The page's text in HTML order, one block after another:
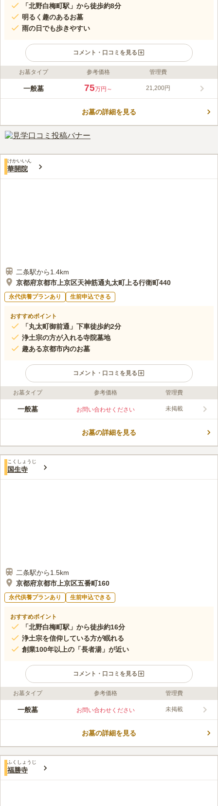
「北野白梅町駅」から徒歩約8分
明るく趣のあるお墓
雨の日でも歩きやすい
コメント・口コミを見る
ライフドット編集部のコメント
住宅街の中にありますが、陽当たりが良く趣のあるお墓です。天
れており、お年寄りの方や車椅子の方でも安心して訪れることが
ができるのもおすすめポイントのひとつです。
口コミ評価
70代男性
自宅から市内を走りますので、いくらでも花を買う店は多く有
り、また食事を取る店も途中に多く有ります。正月等は、お墓参りの後す
ぐ近くに北野天満宮があり参拝もできます。
お墓タイプ 参考価格 管理費
一般墓 75万円～ 21,200円
お墓の詳細を見る
けかいいん
華開院
二条駅から1.4km
京都府京都市上京区天神筋通丸太町上る行衛町440
永代供養プランあり 生前申込できる
おすすめポイント
「丸太町御前通」下車徒歩約2分
浄土宗の方が入れる寺院墓地
趣ある京都市内のお墓
コメント・口コミを見る
ライフドット編集部のコメント
深い歴史を持つ華開院が管理するお墓です。 最寄りの山陰本線
でお参りの足が遠のく心配がないでしょう。 段差がなく、清掃
口コミ評価
みんなの評価
お墓タイプ 参考価格 管理費
一般墓 お問い合わせください 未掲載
お墓の詳細を見る
こくしょうじ
国生寺
二条駅から1.5km
京都府京都市上京区五番町160
永代供養プランあり 生前申込できる
おすすめポイント
「北野白梅町駅」から徒歩約16分
浄土宗を信仰している方が眠れる
創業100年以上の「長者湯」が近い
コメント・口コミを見る
ライフドット編集部のコメント
京都市上京区の住宅地に位置する墓地で、「六軒町通」「千本
になります。 墓域は段差が少なく、幅広い世代の方が利用しや
口コミ評価
この霊園はまだ誰からも評価されていません。
お墓タイプ 参考価格 管理費
一般墓 お問い合わせください 未掲載
お墓の詳細を見る
ふくしょうじ
福勝寺